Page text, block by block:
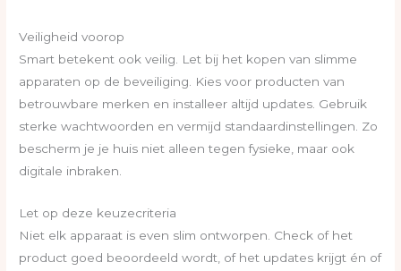
Veiligheid voorop
Smart betekent ook veilig. Let bij het kopen van slimme
apparaten op de beveiliging. Kies voor producten van
betrouwbare merken en installeer altijd updates. Gebruik
sterke wachtwoorden en vermijd standaardinstellingen. Zo
bescherm je je huis niet alleen tegen fysieke, maar ook
digitale inbraken.
Let op deze keuzecriteria
Niet elk apparaat is even slim ontworpen. Check of het
product goed beoordeeld wordt, of het updates krijgt én of